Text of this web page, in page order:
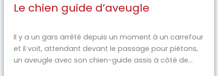
Le chien guide d’aveugle
Il y a un gars arrêté depuis un moment à un carrefour
et il voit, attendant devant le passage pour piétons,
un aveugle avec son chien-guide assis à côté de...